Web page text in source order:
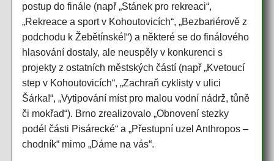
postup do finále (např „Stánek pro rekreaci“,
„Rekreace a sport v Kohoutovicích“, „Bezbariérově z
podchodu k Žebětínské!“) a některé se do finálového
hlasování dostaly, ale neuspěly v konkurenci s
projekty z ostatních městských částí (např „Kvetoucí
step v Kohoutovicích“, „Zachraň cyklisty v ulici
Šárka!“, „Vytipování míst pro malou vodní nádrž, tůně
či mokřad“). Brno zrealizovalo „Obnovení stezky
podél části Pisárecké“ a „Přestupní uzel Anthropos –
chodník“ mimo „Dáme na vás“.